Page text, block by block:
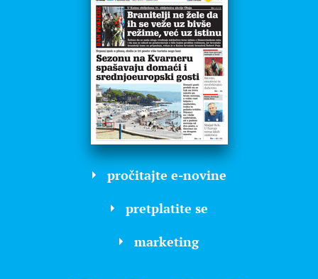
pročitajte e-novine
pretplatite se
marketing